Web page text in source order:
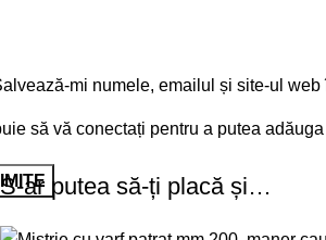
mi numele, emailul și site-ul
să vă conectați pentru a putea
S-ar putea să-ți placă și…